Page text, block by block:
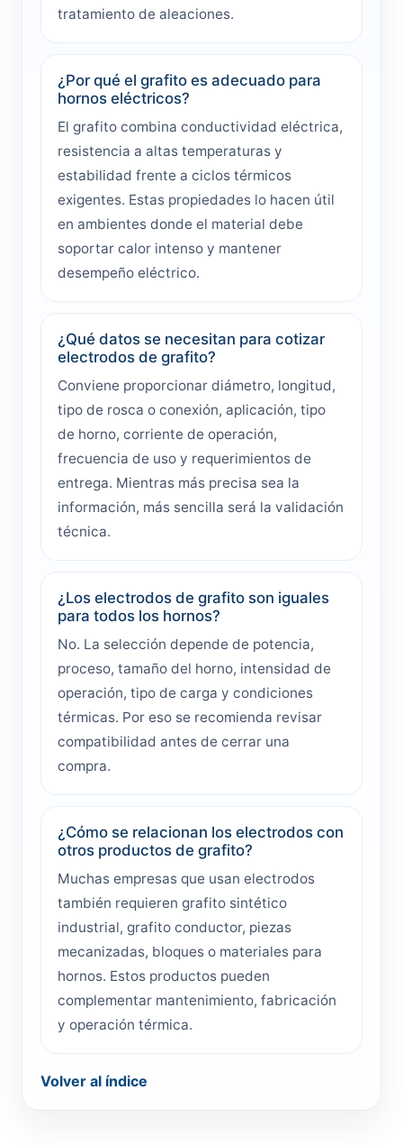
tratamiento de aleaciones.
¿Por qué el grafito es adecuado para
hornos eléctricos?
El grafito combina conductividad eléctrica,
resistencia a altas temperaturas y
estabilidad frente a ciclos térmicos
exigentes. Estas propiedades lo hacen útil
en ambientes donde el material debe
soportar calor intenso y mantener
desempeño eléctrico.
¿Qué datos se necesitan para cotizar
electrodos de grafito?
Conviene proporcionar diámetro, longitud,
tipo de rosca o conexión, aplicación, tipo
de horno, corriente de operación,
frecuencia de uso y requerimientos de
entrega. Mientras más precisa sea la
información, más sencilla será la validación
técnica.
¿Los electrodos de grafito son iguales
para todos los hornos?
No. La selección depende de potencia,
proceso, tamaño del horno, intensidad de
operación, tipo de carga y condiciones
térmicas. Por eso se recomienda revisar
compatibilidad antes de cerrar una
compra.
¿Cómo se relacionan los electrodos con
otros productos de grafito?
Muchas empresas que usan electrodos
también requieren grafito sintético
industrial, grafito conductor, piezas
mecanizadas, bloques o materiales para
hornos. Estos productos pueden
complementar mantenimiento, fabricación
y operación térmica.
Volver al índice